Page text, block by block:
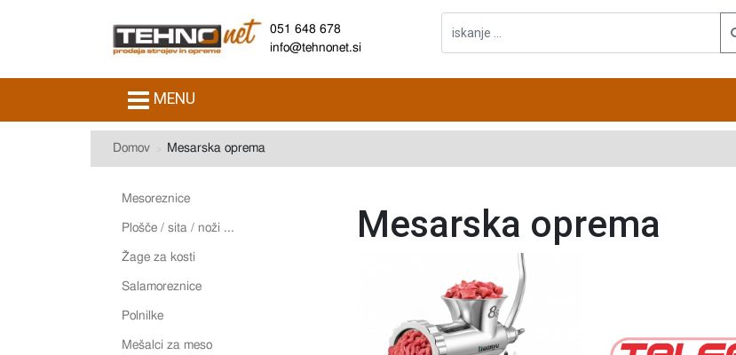
051 648 678
info@tehnonet.si
MENU
Domov Mesarska oprema
Mesoreznice
Plošče / sita / noži ...
Žage za kosti
Salamoreznice
Polnilke
Mešalci za meso
Mesarska oprema